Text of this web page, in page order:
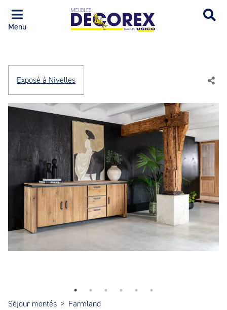
Menu
Exposé à Nivelles
Séjour montés > Farmland